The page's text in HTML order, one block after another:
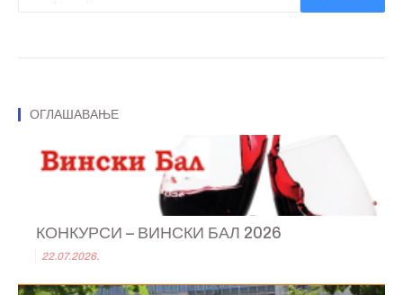
ОГЛАШАВАЊЕ
КОНКУРСИ – ВИНСКИ БАЛ 2026
22.07.2026.